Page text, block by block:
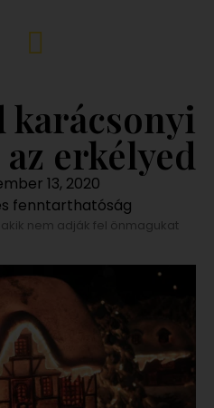
karácsonyi
erkélyed
13, 2020
fenntarthatóság
nem adják fel önmagukat